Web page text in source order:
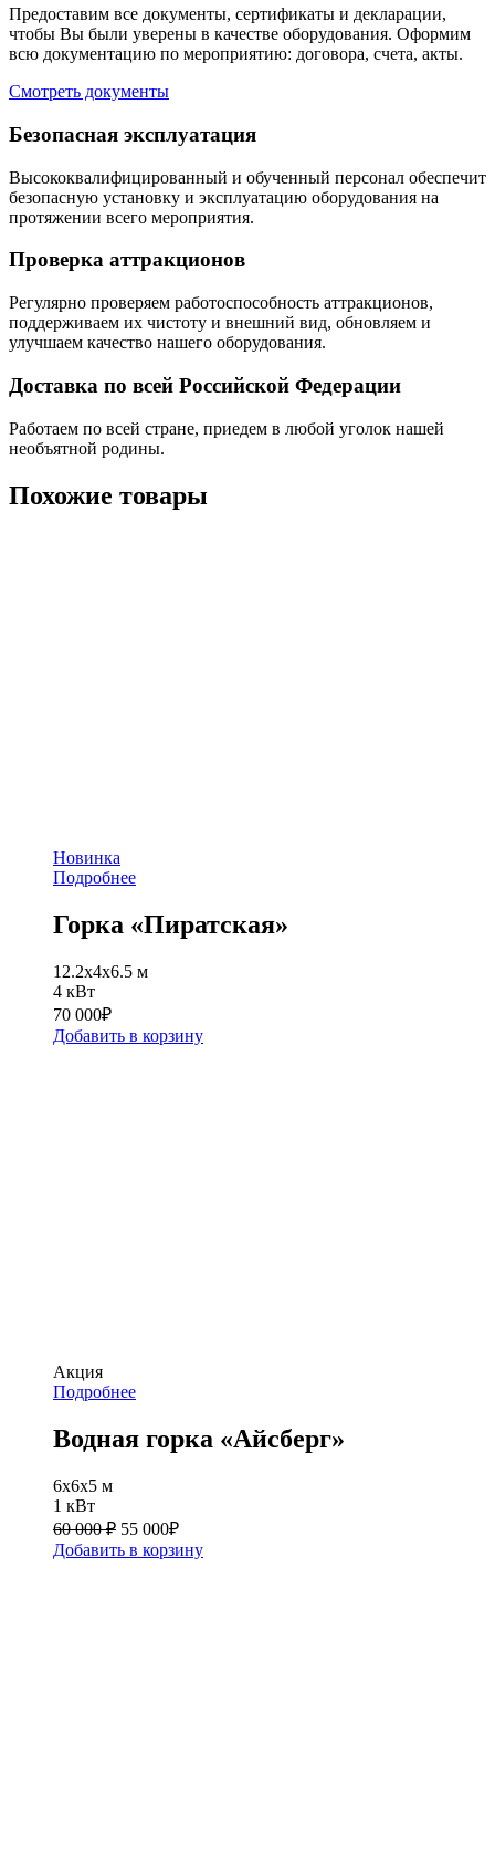
Предоставим все документы, сертификаты и декларации,
чтобы Вы были уверены в качестве оборудования. Оформим
всю документацию по мероприятию: договора, счета, акты.
Смотреть документы
Безопасная эксплуатация
Высококвалифицированный и обученный персонал обеспечит
безопасную установку и эксплуатацию оборудования на
протяжении всего мероприятия.
Проверка аттракционов
Регулярно проверяем работоспособность аттракционов,
поддерживаем их чистоту и внешний вид, обновляем и
улучшаем качество нашего оборудования.
Доставка по всей Российской Федерации
Работаем по всей стране, приедем в любой уголок нашей
необъятной родины.
Похожие товары
Новинка
Подробнее
Горка «Пиратская»
12.2x4x6.5 м
4 кВт
70 000₽
Добавить в корзину
Акция
Подробнее
Водная горка «Айсберг»
6х6х5 м
1 кВт
60 000 ₽ 55 000₽
Добавить в корзину